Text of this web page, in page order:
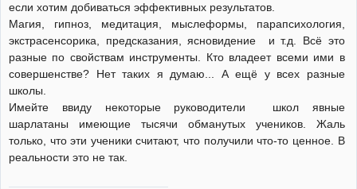
если хотим добиваться эффективных результатов.
Магия, гипноз, медитация, мыслеформы, парапсихология,
экстрасенсорика, предсказания, ясновидение и т.д. Всё это
разные по свойствам инструменты. Кто владеет всеми ими в
совершенстве? Нет таких я думаю... А ещё у всех разные
школы.
Имейте ввиду некоторые руководители школ явные
шарлатаны имеющие тысячи обманутых учеников. Жаль
только, что эти ученики считают, что получили что-то ценное. В
реальности это не так.